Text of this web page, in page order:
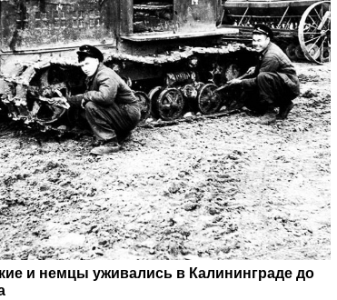
и немцы уживались в Калининграде до